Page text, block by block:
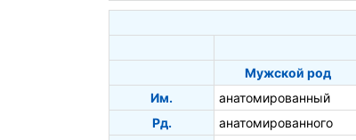
Мужской род
Им.
анатомированный
Рд.
анатомированного